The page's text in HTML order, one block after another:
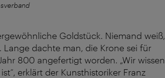
Goldstück. Niemand weiß,
dachte man, die Krone sei für
800 angefertigt worden. „Wir wissen
erklärt der Kunsthistoriker Franz